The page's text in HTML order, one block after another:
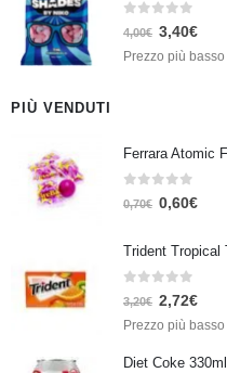
Su 5
4,00€ 3,40€
Prezzo più
PIÙ VENDUTI
Ferrara Atomic
Su 5
0,70€ 0,60€
Trident Tropical
Su 5
3,20€ 2,72€
Prezzo più
Diet Coke 330ml